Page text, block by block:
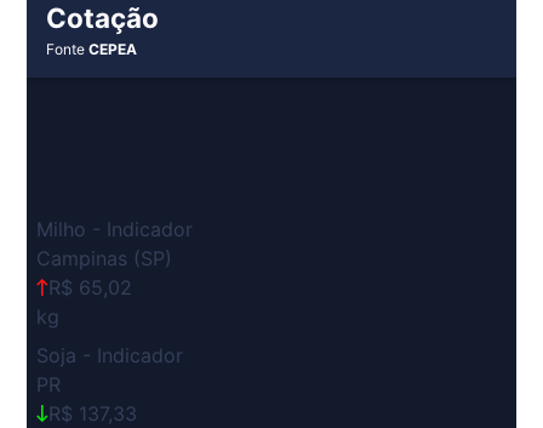
Cotação
FonteCEPEA
Milho - Indicador
Campinas (SP)
R$ 65,02
kg
Soja - Indicador
PR
R$ 137,33